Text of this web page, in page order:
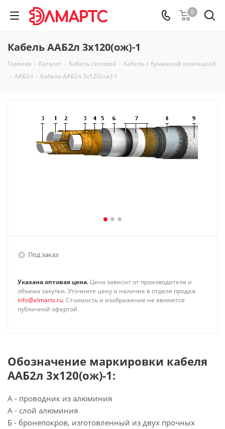
0
Кабель ААБ2л 3х120(ож)-1
Главная - Каталог - Кабель силовой - Кабель с бумажной изоляцией
- ААБ2л - Кабель ААБ2л 3х120(ож)-1
Под заказ
Указана оптовая цена. Цена зависит от производителя и
объема закупки. Уточните цену и наличие в отделе продаж
info@elmarts.ru. Стоимость и изображение не являются
публичной офертой.
Обозначение маркировки кабеля
ААБ2л 3х120(ож)-1:
А - проводник из алюминия
А - слой алюминия
Б - бронепокров, изготовленный из двух прочных